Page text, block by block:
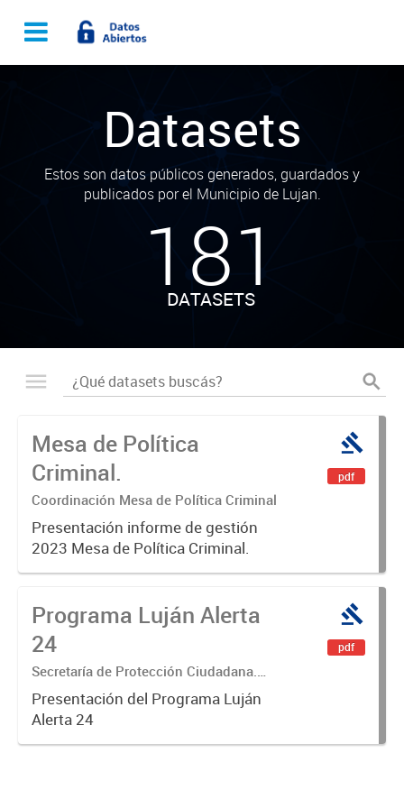
Datasets
Estos son datos públicos generados, guardados y
publicados por el Municipio de Lujan.
181
DATASETS
Mesa de Política
Criminal.
Coordinación Mesa de Política Criminal
Presentación informe de gestión
2023 Mesa de Política Criminal.
pdf
Programa Luján Alerta
24
Secretaría de Protección Ciudadana.
Centro Operativo de Monitoreo.
Presentación del Programa Luján
Alerta 24
pdf